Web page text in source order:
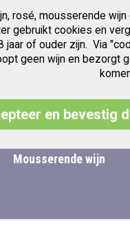
rosé, mousserende
gebruikt cookies en
jaar of ouder zijn. Via
geen wijn en bezorgt
en bevestig
verzending v.a. € 97.50
Mousserende wijn